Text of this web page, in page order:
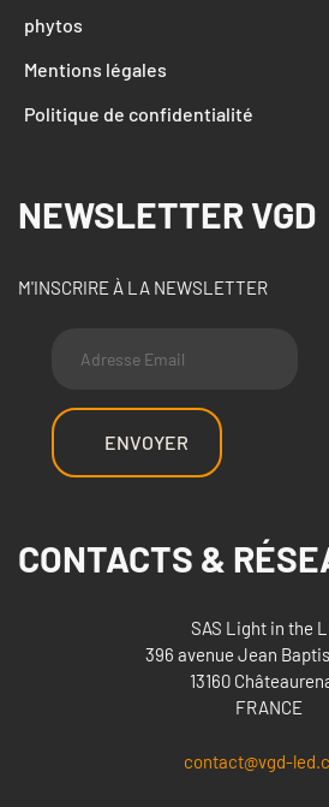
phytos
Mentions légales
Politique de confidentialité
NEWSLETTER VGD
M'INSCRIRE À LA NEWSLETTER
ENVOYER
CONTACTS &
SAS Light in the
396 avenue Jean
13160
FRANCE
contact@vgd-